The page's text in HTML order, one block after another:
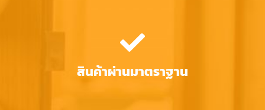
สินค้าผ่านมาตราฐาน